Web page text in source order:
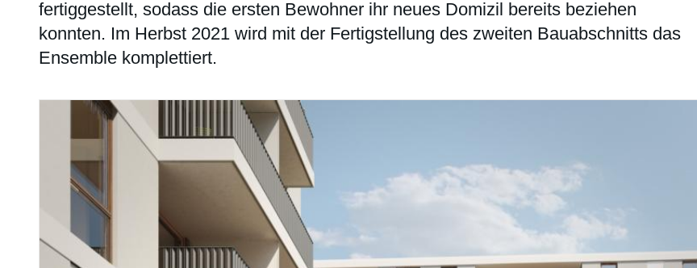
fertiggestellt, sodass die ersten Bewohner ihr neues Domizil bereits beziehen
konnten. Im Herbst 2021 wird mit der Fertigstellung des zweiten Bauabschnitts das
Ensemble komplettiert.